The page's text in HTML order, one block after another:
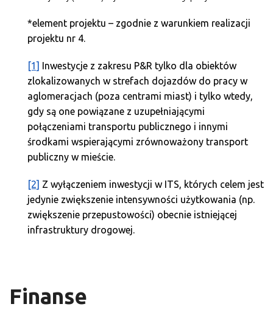
*element projektu – zgodnie z warunkiem realizacji
projektu nr 4.
[1] Inwestycje z zakresu P&R tylko dla obiektów
zlokalizowanych w strefach dojazdów do pracy w
aglomeracjach (poza centrami miast) i tylko wtedy,
gdy są one powiązane z uzupełniającymi
połączeniami transportu publicznego i innymi
środkami wspierającymi zrównoważony transport
publiczny w mieście.
[2] Z wyłączeniem inwestycji w ITS, których celem jest
jedynie zwiększenie intensywności użytkowania (np.
zwiększenie przepustowości) obecnie istniejącej
infrastruktury drogowej.
Finanse